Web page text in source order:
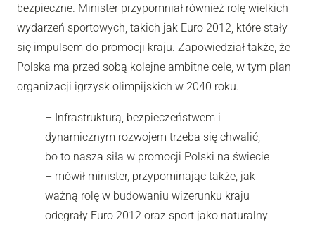
bezpieczne. Minister przypomniał również rolę wielkich
wydarzeń sportowych, takich jak Euro 2012, które stały
się impulsem do promocji kraju. Zapowiedział także, że
Polska ma przed sobą kolejne ambitne cele, w tym plan
organizacji igrzysk olimpijskich w 2040 roku.
– Infrastrukturą, bezpieczeństwem i
dynamicznym rozwojem trzeba się chwalić,
bo to nasza siła w promocji Polski na świecie
– mówił minister, przypominając także, jak
ważną rolę w budowaniu wizerunku kraju
odegrały Euro 2012 oraz sport jako naturalny